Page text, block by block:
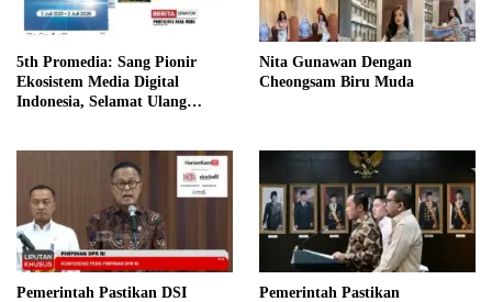
5th Promedia: Sang Pionir
Ekosistem Media Digital
Indonesia, Selamat Ulang
Nita Gunawan Dengan
Cheongsam Biru Muda
Pemerintah Pastikan DSI
Pemerintah Pastikan